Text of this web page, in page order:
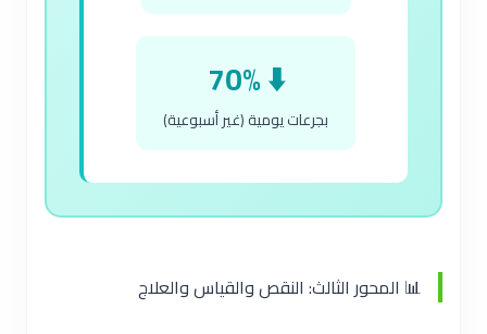
⬇️ 70%
بجرعات يومية (غير أسبوعية)
📊 المحور الثالث: النقص والقياس والعلاج